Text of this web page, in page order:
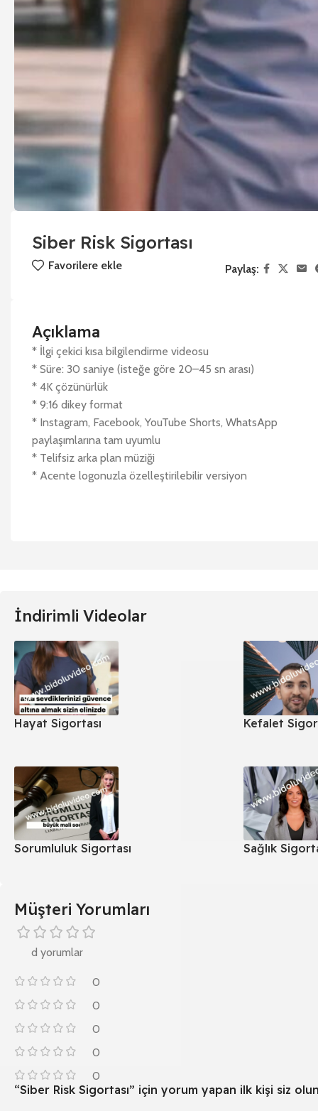
Siber Risk Sigortası
Favorilere ekle Paylaş:
Açıklama
* İlgi çekici kısa bilgilendirme videosu
* Süre: 30 saniye (isteğe göre 20–45 sn arası)
* 4K çözünürlük
* 9:16 dikey format
* Instagram, Facebook, YouTube Shorts, WhatsApp
paylaşımlarına tam uyumlu
* Telifsiz arka plan müziği
* Acente logonuzla özelleştirilebilir versiyon
İndirimli Videolar
Hayat Sigortası Kefalet
Sorumluluk Sigortası Sağlık
Müşteri Yorumları
d yorumlar
0
0
0
0
0
“Siber Risk Sigortası” için yorum yapan ilk kişi siz